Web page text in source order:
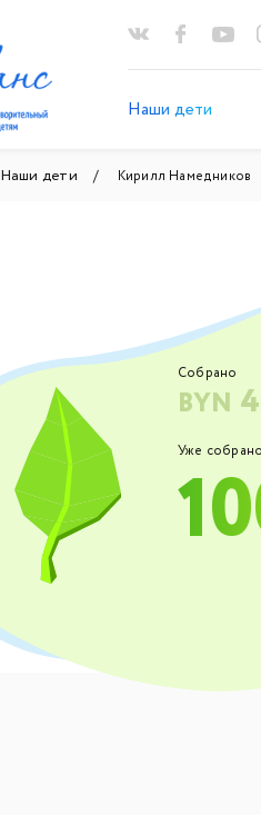
Наши дети
Наши дети Кирилл Намедников
Собрано
BYN
Уже собрано